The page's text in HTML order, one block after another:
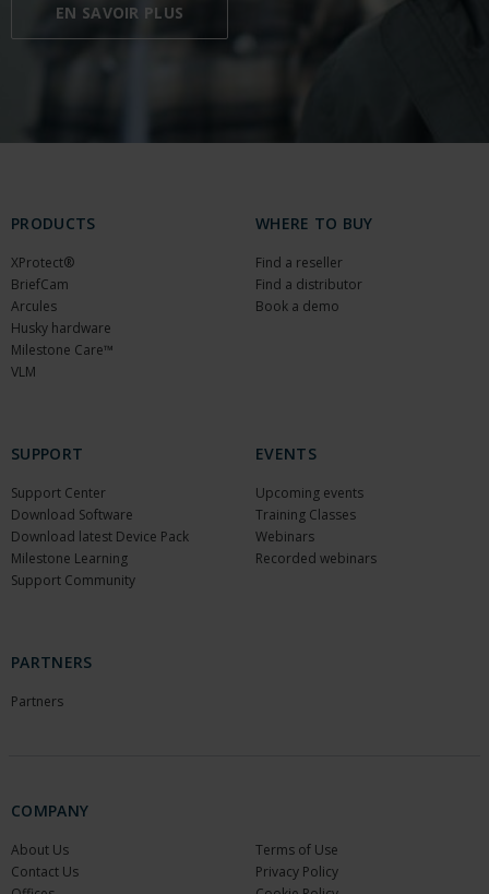
EN SAVOIR PLUS
PRODUCTS
XProtect®
BriefCam
Arcules
Husky hardware
Milestone Care™
VLM
WHERE TO BUY
Find a reseller
Find a distributor
Book a demo
SUPPORT
Support Center
Download Software
Download latest Device Pack
Milestone Learning
Support Community
EVENTS
Upcoming events
Training Classes
Webinars
Recorded webinars
PARTNERS
Partners
COMPANY
About Us
Contact Us
Terms of Use
Privacy Policy